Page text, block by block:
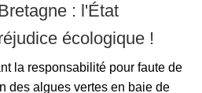
: l'État
écologique !
la responsabilité pour faute de
des algues vertes en baie de